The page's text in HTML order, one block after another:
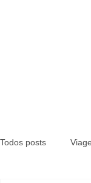
Todos posts